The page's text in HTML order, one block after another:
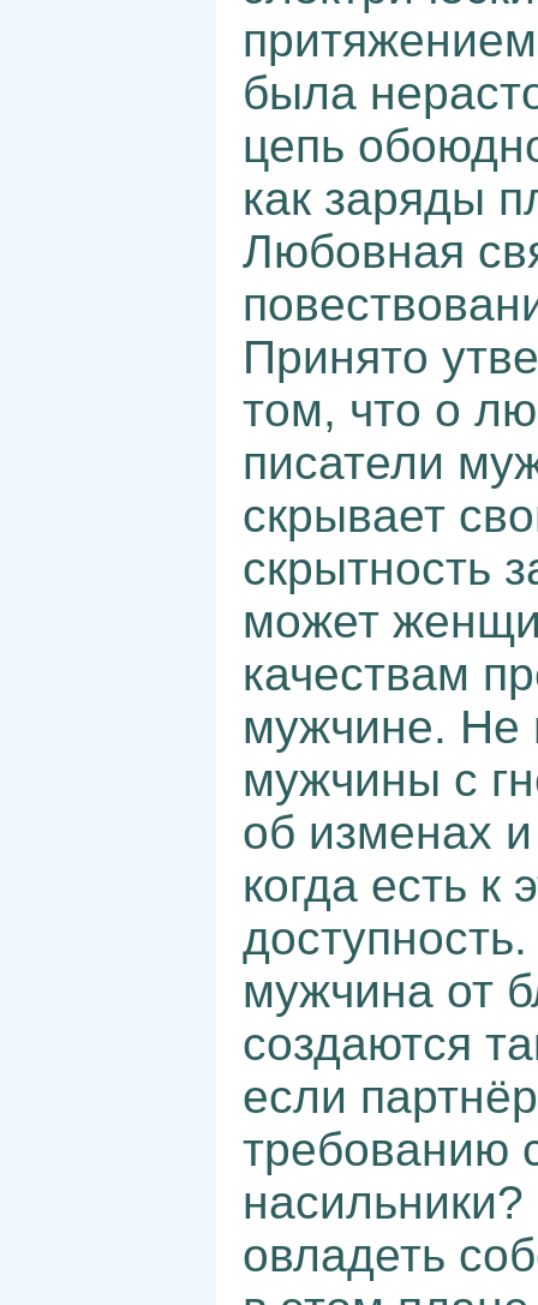
была
цепь
как заряды
Любовная
Принято
том, что о
писатели
скрывает
скрытность
может
качествам
мужчине. Не
мужчины с
об изменах
когда есть
мужчина от
создаются
если
требованию
овладеть